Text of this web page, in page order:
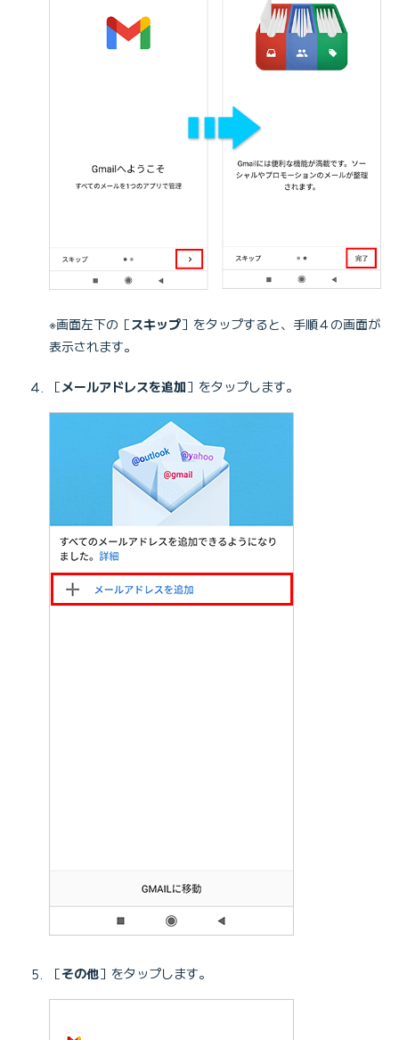
※画面左下の［スキップ］をタップすると、手順４の画面が
表示されます。
［メールアドレスを追加］をタップします。
［その他］をタップします。